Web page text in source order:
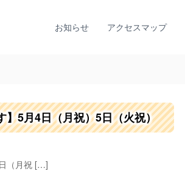
お知らせ アクセスマップ
】5月4日（月祝）5日（火祝）
（月祝 […]